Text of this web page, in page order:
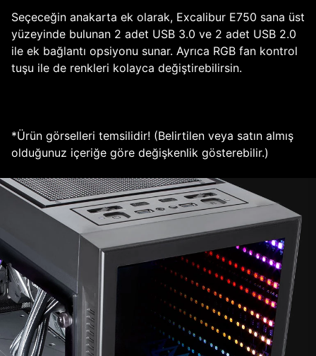
Seçeceğin anakarta ek olarak, Excalibur E750 sana üst
yüzeyinde bulunan 2 adet USB 3.0 ve 2 adet USB 2.0
ile ek bağlantı opsiyonu sunar. Ayrıca RGB fan kontrol
tuşu ile de renkleri kolayca değiştirebilirsin.
*Ürün görselleri temsilidir! (Belirtilen veya satın almış
olduğunuz içeriğe göre değişkenlik gösterebilir.)